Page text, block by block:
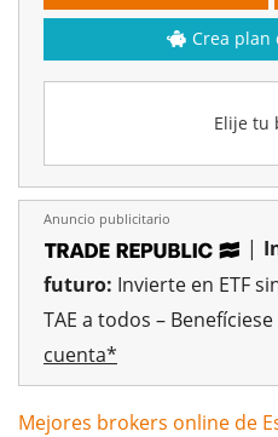
Elije tu
Crea plan
Anuncio publicitario
|
futuro: Invierte en ETF
TAE a todos –
cuenta*
Mejores brokers online de